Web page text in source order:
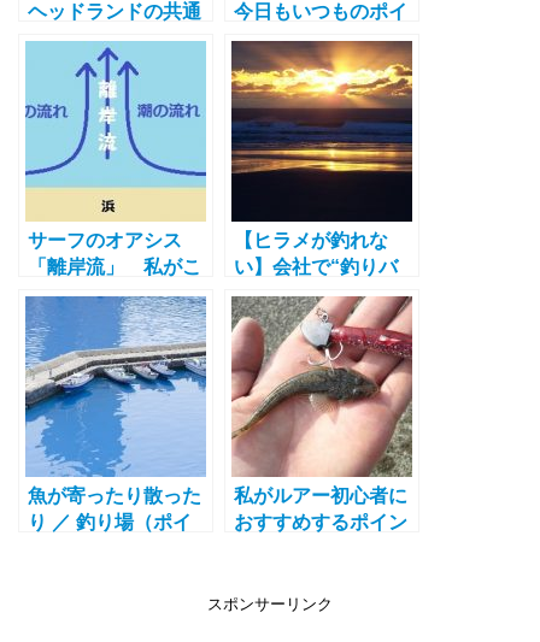
ヘッドランドの共通
点（再稿）
今日もいつものポイ
ントで釣れました
よ！
サーフのオアシス
「離岸流」 私がこ
れまで取り上げてこ
なかった理由
【ヒラメが釣れな
い】会社で“釣りバ
カ”と本気で言われ
た日々
魚が寄ったり散った
り ／ 釣り場（ポイ
私がルアー初心者に
おすすめするポイン
スポンサーリンク